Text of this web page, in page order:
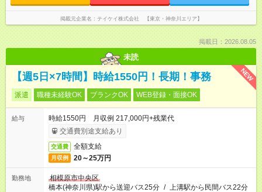
掲載元企業名 テイケイ株式会社 【東京・神奈川エリア】
掲載日：2026.08.05
未読
NEW
【週5日×7時間】時給1550円！長期！事務
派遣 職種未経験OK ブランクOK WEB登録・面接OK
給与
時給1550円 月収例 217,000円+残業代
交通費別途支給あり
交通費 全額支給
月収例 20～25万円
勤務地
相模原市中央区
橋本(神奈川県)駅から送迎バス25分 / 上溝駅から民間バス22分